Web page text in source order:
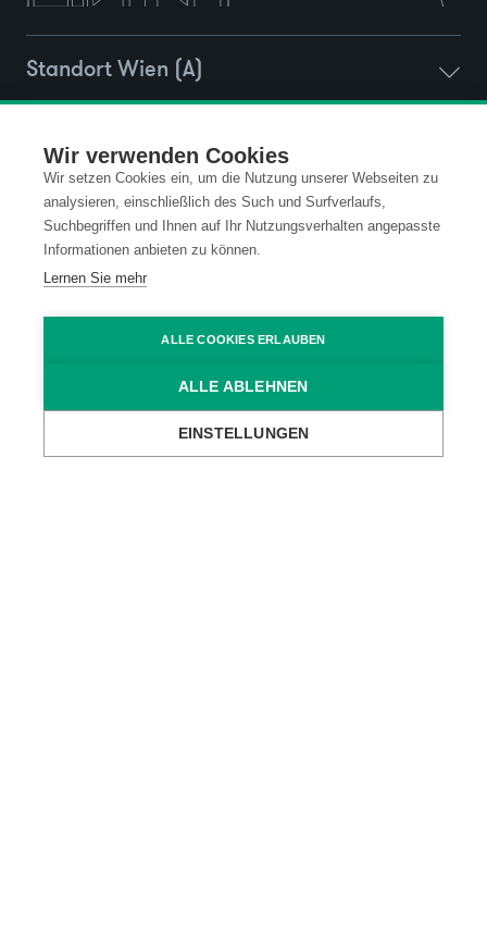
Wir verwenden Cookies
Wir setzen Cookies ein, um die Nutzung unserer Webseiten zu
analysieren, einschließlich des Such und Surfverlaufs,
Suchbegriffen und Ihnen auf Ihr Nutzungsverhalten angepasste
Informationen anbieten zu können.
Lernen Sie mehr
ALLE COOKIES ERLAUBEN
ALLE ABLEHNEN
EINSTELLUNGEN
Standort Wien (A)
Standort Montlingen (CH)
Standort Vaduz (FL)
Standort Ravensburg (D)
Newsletter Anmeldung